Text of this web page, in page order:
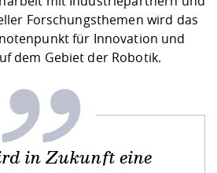
Forschungsthemen wird das
für Innovation und
dem Gebiet der Robotik.
in Zukunft eine